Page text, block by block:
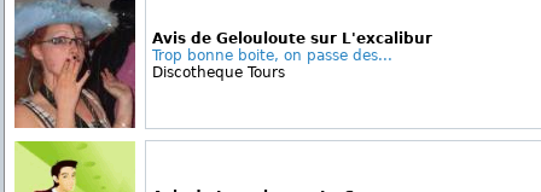
Avis de Gelouloute sur L'excalibur
Trop bonne boite, on passe des...
Discotheque Tours